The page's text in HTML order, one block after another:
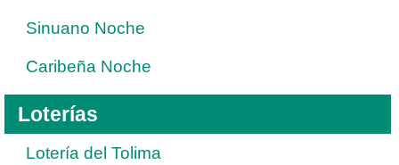
Sinuano Noche
Caribeña Noche
Loterías
Lotería del Tolima